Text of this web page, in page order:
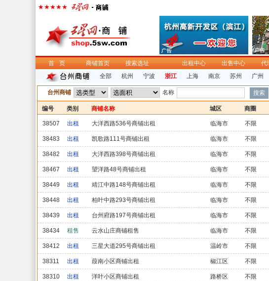
首页 商铺首页 搜索选址 出租中心 出售中心 代
全部
杭州 宁波 浙江 上海 南京 苏州 广州
台州商铺 名称
编号 类别 商铺名称 城区 商圈
38507 出租 大洋西路536号商铺出租 临海市 不限
38483 出租 凯歌路111号商铺出租 临海市 不限
38482 出租 大洋西路398号商铺出租 临海市 不限
38467 出租 望洋路48号商铺出租 临海市 不限
38449 出租 靖江中路148号商铺出租 临海市 不限
38448 出租 柏叶中路293号商铺出租 临海市 不限
38439 出租 台州府路197号商铺出租 临海市 不限
38434 租售 云水山庄商铺租售 临海市 不限
38412 出租 三星大道295号商铺出租 温岭市 不限
38311 出租 葭南小区商铺出租 椒江区 不限
38310 出租 洋叶小区商铺出租 路桥区 不限